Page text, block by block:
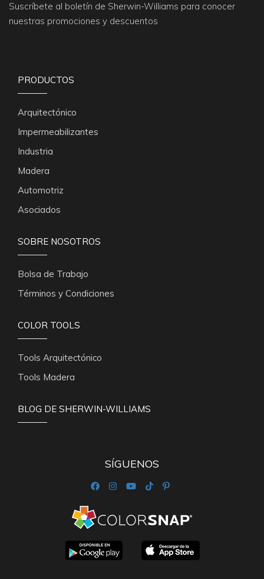
Suscríbete al boletín de Sherwin-Williams para conocer
nuestras promociones y descuentos
PRODUCTOS
Arquitectónico
Impermeabilizantes
Industria
Madera
Automotriz
Asociados
SOBRE NOSOTROS
Bolsa de Trabajo
Términos y Condiciones
COLOR TOOLS
Tools Arquitectónico
Tools Madera
BLOG DE SHERWIN-WILLIAMS
SÍGUENOS